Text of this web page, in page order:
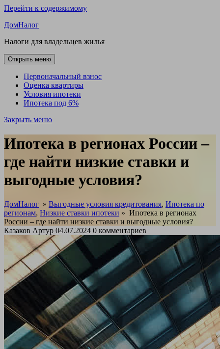
Перейти к содержимому
ДомНалог
Налоги для владельцев жилья
Открыть меню
Первоначальный взнос
Оценка квартиры
Условия ипотеки
Ипотека под 6%
Закрыть меню
Ипотека в регионах России –
где найти низкие ставки и
выгодные условия?
ДомНалог » Выгодные условия кредитования, Ипотека по
регионам, Низкие ставки ипотеки » Ипотека в регионах
России – где найти низкие ставки и выгодные условия?
Казаков Артур 04.07.2024 0 комментариев